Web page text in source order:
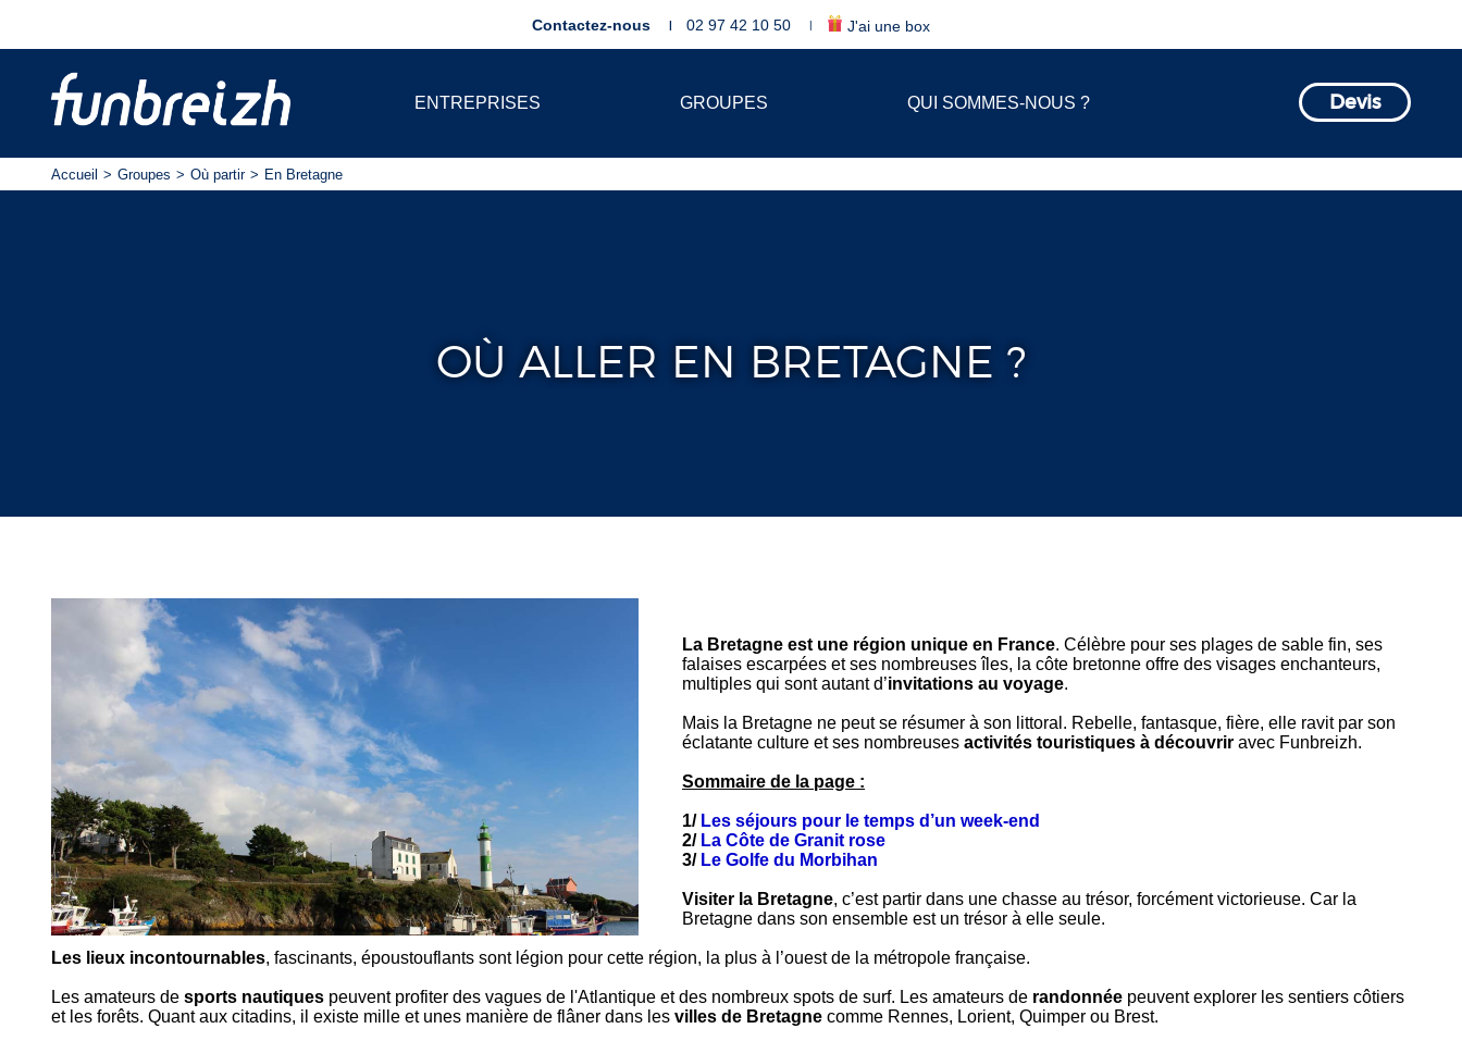
ENTREPRISES GROUPES QUI SOMMES-NOUS ? Devis
Contactez-nous 02 97 42 10 50 J'ai une box
Accueil Groupes Où partir En Bretagne
OÙ ALLER EN BRETAGNE ?
La Bretagne est une région unique en France. Célèbre pour ses plages de sable fin, ses
falaises escarpées et ses nombreuses îles, la côte bretonne offre des visages enchanteurs,
multiples qui sont autant d’invitations au voyage.
Mais la Bretagne ne peut se résumer à son littoral. Rebelle, fantasque, fière, elle ravit par son
éclatante culture et ses nombreuses activités touristiques à découvrir avec Funbreizh.
Sommaire de la page :
1/ Les séjours pour le temps d’un week-end
2/ La Côte de Granit rose
3/ Le Golfe du Morbihan
Visiter la Bretagne, c’est partir dans une chasse au trésor, forcément victorieuse. Car la
Bretagne dans son ensemble est un trésor à elle seule.
Les lieux incontournables, fascinants, époustouflants sont légion pour cette région, la plus à l’ouest de la métropole française.
Les amateurs de sports nautiques peuvent profiter des vagues de l'Atlantique et des nombreux spots de surf. Les amateurs de randonnée peuvent explorer les sentiers côtiers
et les forêts. Quant aux citadins, il existe mille et unes manière de flâner dans les villes de Bretagne comme Rennes, Lorient, Quimper ou Brest.